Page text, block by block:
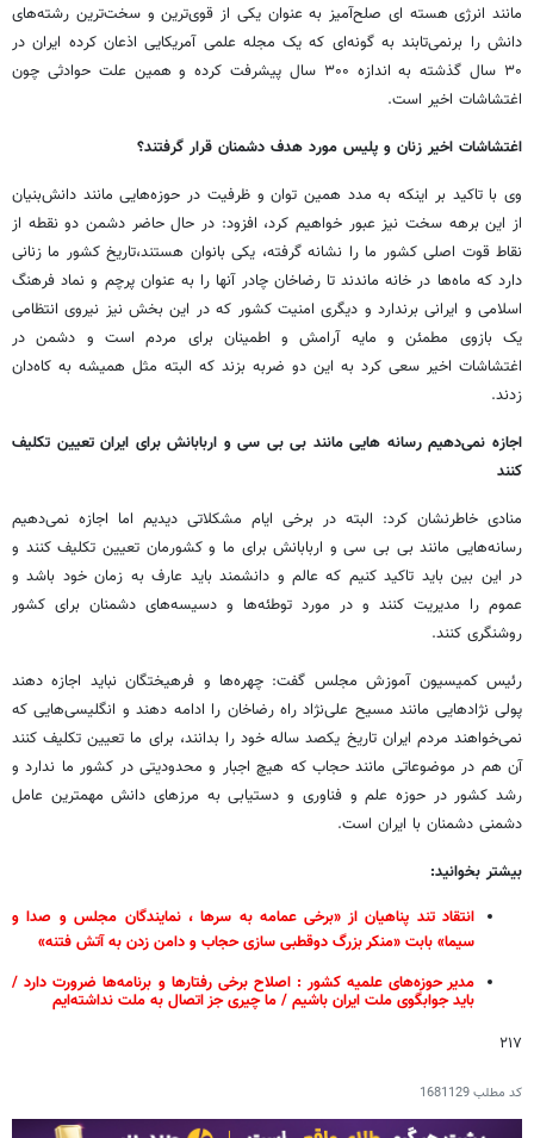
مانند انرژی هسته ای صلح‌آمیز به عنوان یکی از قوی‌ترین و سخت‌ترین رشته‌های
دانش را برنمی‌تابند به گونه‌ای که یک مجله علمی آمریکایی اذعان کرده ایران در
۳۰ سال گذشته به اندازه ۳۰۰ سال پیشرفت کرده و همین علت حوادثی چون
اغتشاشات اخیر است.
اغتشاشات اخیر زنان و پلیس مورد هدف دشمنان قرار گرفتند؟
وی با تاکید بر اینکه به مدد همین توان و ظرفیت در حوزه‌هایی مانند دانش‌بنیان
از این برهه سخت نیز عبور خواهیم کرد، افزود: در حال حاضر دشمن دو نقطه از
نقاط قوت اصلی کشور ما را نشانه گرفته، یکی بانوان هستند،تاریخ کشور ما زنانی
دارد که ماه‌ها در خانه ماندند تا رضاخان چادر آنها را به عنوان پرچم و نماد فرهنگ
اسلامی و ایرانی برندارد و دیگری امنیت کشور که در این بخش نیز نیروی انتظامی
یک بازوی مطمئن و مایه آرامش و اطمینان برای مردم است و دشمن در
اغتشاشات اخیر سعی کرد به این دو ضربه بزند که البته مثل همیشه به کاه‌دان
زدند.
اجازه نمی‌دهیم رسانه هایی مانند بی بی سی و اربابانش برای ایران تعیین تکلیف
کنند
منادی خاطرنشان کرد: البته در برخی ایام مشکلاتی دیدیم اما اجازه نمی‌دهیم
رسانه‌هایی مانند بی بی سی و اربابانش برای ما و کشورمان تعیین تکلیف کنند و
در این بین باید تاکید کنیم که عالم و دانشمند باید عارف به زمان خود باشد و
عموم را مدیریت کنند و در مورد توطئه‌ها و دسیسه‌های دشمنان برای کشور
روشنگری کنند.
رئیس کمیسیون آموزش مجلس گفت: چهره‌ها و فرهیختگان نباید اجازه دهند
پولی نژادهایی مانند مسیح علی‌نژاد راه رضاخان را ادامه دهند و انگلیسی‌هایی که
نمی‌خواهند مردم ایران تاریخ یکصد ساله خود را بدانند، برای ما تعیین تکلیف کنند
آن هم در موضوعاتی مانند حجاب که هیچ اجبار و محدودیتی در کشور ما ندارد و
رشد کشور در حوزه علم و فناوری و دستیابی به مرزهای دانش مهمترین عامل
دشمنی دشمنان با ایران است.
بیشتر بخوانید:
انتقاد تند پناهیان از «برخی عمامه به سرها ، نمایندگان مجلس و صدا و
سیما» بابت «منکر بزرگ دوقطبی سازی حجاب و دامن زدن به آتش فتنه»
مدیر حوزه‌های علمیه کشور : اصلاح برخی رفتارها و برنامه‌ها ضرورت دارد /
باید جوابگوی ملت ایران باشیم / ما چیری جز اتصال به ملت نداشته‌ایم
۲۱۷
کد مطلب1681129